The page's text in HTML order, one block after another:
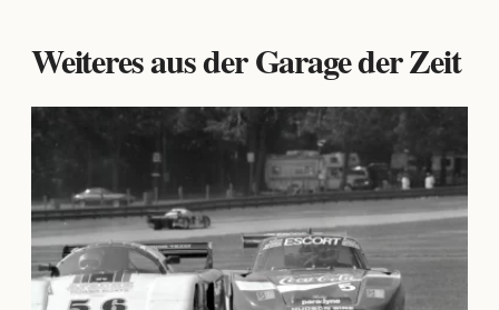
Weiteres aus der Garage der Zeit